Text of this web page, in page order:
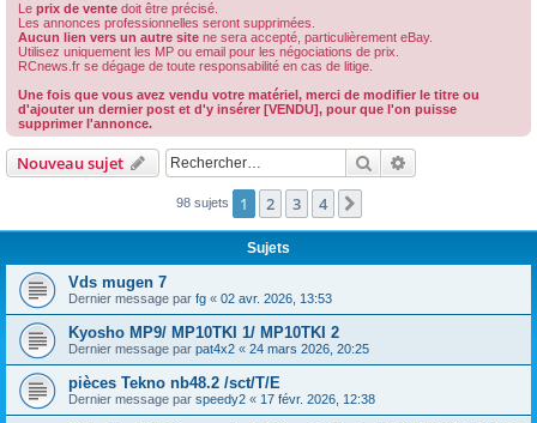
Le prix de vente doit être précisé.
Les annonces professionnelles seront supprimées.
Aucun lien vers un autre site ne sera accepté, particulièrement eBay.
Utilisez uniquement les MP ou email pour les négociations de prix.
RCnews.fr se dégage de toute responsabilité en cas de litige.
Une fois que vous avez vendu votre matériel, merci de modifier le titre ou
d'ajouter un dernier post et d'y insérer [VENDU], pour que l'on puisse
supprimer l'annonce.
Nouveau sujet Rechercher
98 sujets 1 2 3 4
Sujets
Vds mugen 7
Dernier message par fg « 02 avr. 2026, 13:53
Kyosho MP9/ MP10TKI 1/ MP10TKI 2
Dernier message par pat4x2 « 24 mars 2026, 20:25
pièces Tekno nb48.2 /sct/T/E
Dernier message par speedy2 « 17 févr. 2026, 12:38